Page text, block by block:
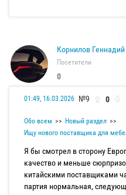
Корнилов Геннадий
Посетители
0
01:49, 16.03.2026 №9 0
Обо всем
Новый раздел
Ищу нового поставщика для
Я бы смотрел в сторону
качество и меньше
китайскими поставщиками
партия нормальная,